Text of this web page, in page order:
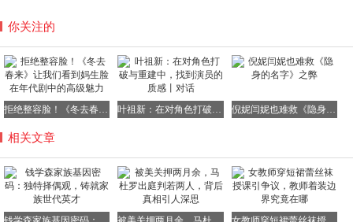
之优厚，令人咋舌。
然而，当发现无法挽留时，美国人的态度骤变。
长达五年的软禁，无休止的审讯，甚至将钱学森囚禁于特米
诺岛上的死牢，那里仅有一扇铁窗，透进微弱的光线。
短短半月，钱学森暴瘦30斤，一度失声，无法言语。
面对如此境遇，换作常人，或许早已崩溃，一边是高薪豪宅
的诱惑，一边是坐牢杀头的威胁，心态岂能不崩？
你关注的
拒绝整容脸！《冬去春来》让我们看到妈生脸在年代剧中的高级魅力 叶祖新：在对角色打破与重建中，找到演员的质感丨对话 倪妮闫妮也难救《隐身的名字》之弊
相关文章